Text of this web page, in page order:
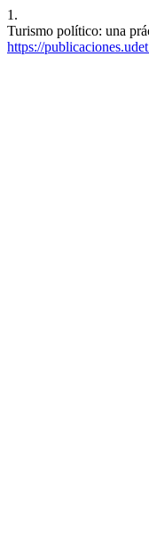
1.
Turismo político: una
https://